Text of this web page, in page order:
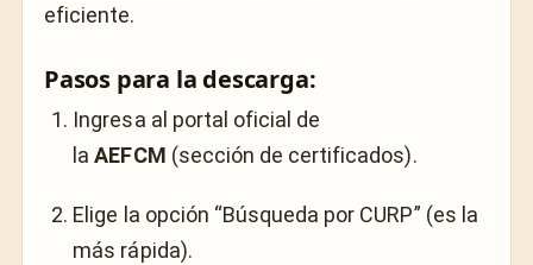
eficiente.
Pasos para la descarga:
Ingresa al portal oficial de
laAEFCM (sección de certificados).
Elige la opción “Búsqueda por CURP” (es la
más rápida).